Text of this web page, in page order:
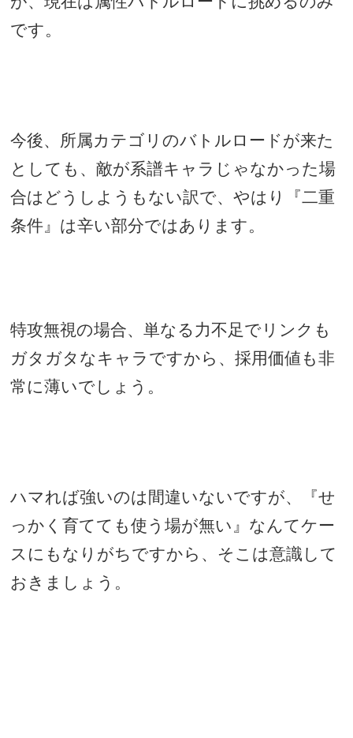
です。
今後、所属カテゴリのバトルロードが来た
としても、敵が系譜キャラじゃなかった場
合はどうしようもない訳で、やはり『二重
条件』は辛い部分ではあります。
特攻無視の場合、単なる力不足でリンクも
ガタガタなキャラですから、採用価値も非
常に薄いでしょう。
ハマれば強いのは間違いないですが、『せ
っかく育てても使う場が無い』なんてケー
スにもなりがちですから、そこは意識して
おきましょう。